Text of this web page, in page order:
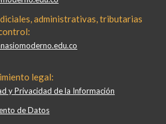
administrativas, tributarias
legal:
y Privacidad de la Información
de Datos